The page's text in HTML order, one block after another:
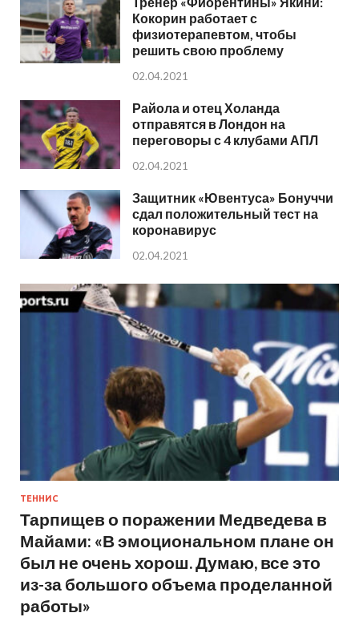
Кокорин работает с
физиотерапевтом, чтобы
решить свою проблему
02.04.2021
Райола и отец Холанда
отправятся в Лондон на
переговоры с 4 клубами АПЛ
02.04.2021
Защитник «Ювентуса» Бонуччи
сдал положительный тест на
коронавирус
02.04.2021
ТЕННИС
Тарпищев о поражении Медведева в
Майами: «В эмоциональном плане он
был не очень хорош. Думаю, все это
из-за большого объема проделанной
работы»